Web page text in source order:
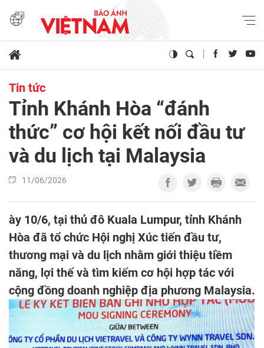
Tin tức
Tỉnh Khánh Hòa “đánh
thức” cơ hội kết nối đầu tư
và du lịch tại Malaysia
11/06/2026
ày 10/6, tại thủ đô Kuala Lumpur, tỉnh Khánh
Hòa đã tổ chức Hội nghị Xúc tiến đầu tư,
thương mại và du lịch nhằm giới thiệu tiềm
năng, lợi thế và tìm kiếm cơ hội hợp tác với
cộng đồng doanh nghiệp địa phương Malaysia.